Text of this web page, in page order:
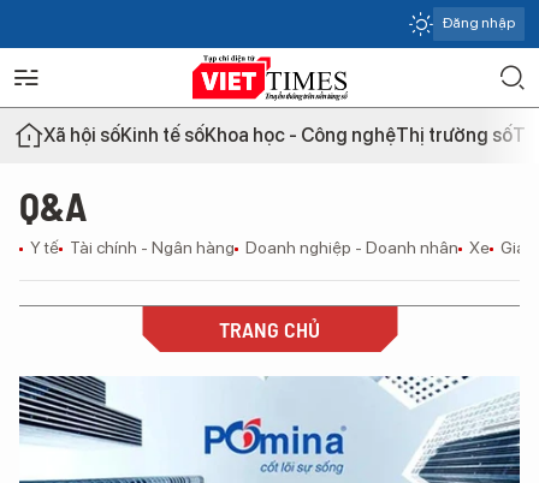
Đăng nhập
Xã hội sốKinh tế sốKhoa học - Công nghệThị trường số
Q&A
Y tế Tài chính - Ngân hàng Doanh nghiệp - Doanh nhân Xe Giáo
TRANG CHỦ